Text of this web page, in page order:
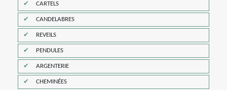
CARTELS
CANDELABRES
REVEILS
PENDULES
ARGENTERIE
CHEMINÉES